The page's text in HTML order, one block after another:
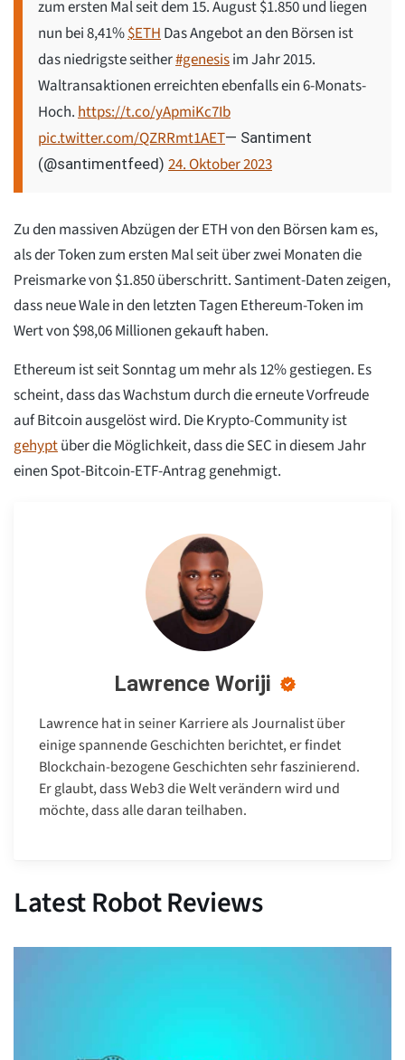
zum ersten Mal seit dem 15. August $1.850 und liegen
nun bei 8,41%$ETHDas Angebot an den Börsen ist
das niedrigste seither#genesisim Jahr 2015.
Waltransaktionen erreichten ebenfalls ein 6-Monats-
Hoch.https://t.co/yApmiKc7Ib
pic.twitter.com/QZRRmt1AET— Santiment
(@santimentfeed) 24. Oktober 2023
Zu den massiven Abzügen der ETH von den Börsen kam es,
als der Token zum ersten Mal seit über zwei Monaten die
Preismarke von $1.850 überschritt. Santiment-Daten zeigen,
dass neue Wale in den letzten Tagen Ethereum-Token im
Wert von $98,06 Millionen gekauft haben.
Ethereum ist seit Sonntag um mehr als 12% gestiegen. Es
scheint, dass das Wachstum durch die erneute Vorfreude
auf Bitcoin ausgelöst wird. Die Krypto-Community ist
gehyptüber die Möglichkeit, dass die SEC in diesem Jahr
einen Spot-Bitcoin-ETF-Antrag genehmigt.
Lawrence Woriji
Lawrence hat in seiner Karriere als Journalist über
einige spannende Geschichten berichtet, er findet
Blockchain-bezogene Geschichten sehr faszinierend.
Er glaubt, dass Web3 die Welt verändern wird und
möchte, dass alle daran teilhaben.
Latest Robot Reviews